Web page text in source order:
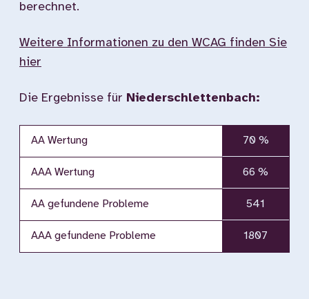
berechnet.
Weitere Informationen zu den WCAG finden Sie
hier
Die Ergebnisse für Niederschlettenbach:
AA Wertung 70 %
AAA Wertung 66 %
AA gefundene Probleme 541
AAA gefundene Probleme 1807